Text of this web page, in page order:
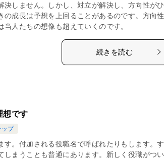
決しません。しかし、対立が解決し、方向性がひ
の成長は予想を上回ることがあるのです。方向性
人たちの想像も超えていくのです。
続きを読む
想です
ップ
す。付加される役職名で呼ばれたりもします。す
しまうことも普通にあります。新しく役職がつい